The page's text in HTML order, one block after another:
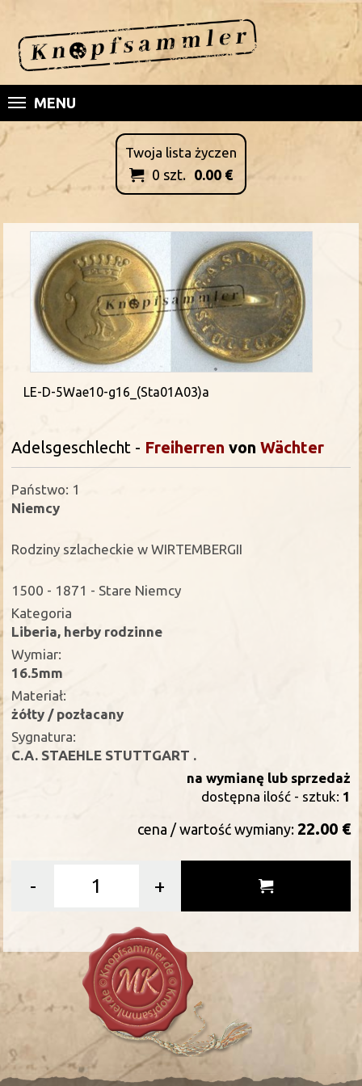
MENU
Twoja lista życzen
 0 szt. 0.00 €
LE-D-5Wae10-g16_(Sta01A03)a
Adelsgeschlecht - Freiherren vonWächter
Państwo: 1
Niemcy
Rodziny szlacheckie w WIRTEMBERGII
1500 - 1871 - Stare Niemcy
Kategoria
Liberia, herby rodzinne
Wymiar:
16.5mm
Materiał:
żółty / pozłacany
Sygnatura:
C.A. STAEHLE STUTTGART .
na wymianę lub sprzedaż
dostępna ilość - sztuk: 1
cena / wartość wymiany: 22.00 €
- +